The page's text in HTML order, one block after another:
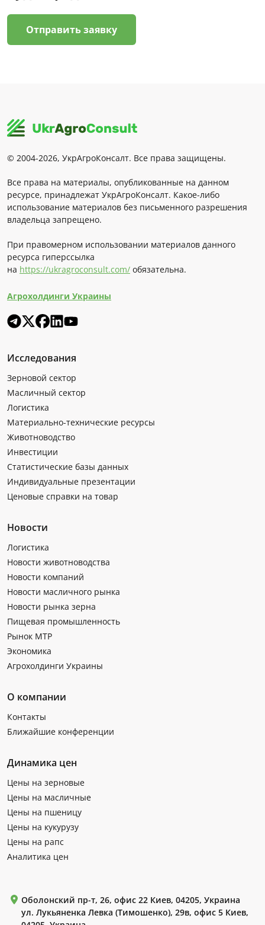
Отправить заявку
© 2004-2026, УкрАгроКонсалт. Все права защищены.
Все права на материалы, опубликованные на данном
ресурсе, принадлежат УкрАгроКонсалт. Какое-либо
использование материалов без письменного разрешения
владельца запрещено.
При правомерном использовании материалов данного
ресурса гиперссылка
на https://ukragroconsult.com/ обязательна.
Агрохолдинги Украины
Исследования
Зерновой сектор
Масличный сектор
Логистика
Материально-технические ресурсы
Животноводство
Инвестиции
Статистические базы данных
Индивидуальные презентации
Ценовые справки на товар
Новости
Логистика
Новости животноводства
Новости компаний
Новости масличного рынка
Новости рынка зерна
Пищевая промышленность
Рынок МТР
Экономика
Агрохолдинги Украины
О компании
Контакты
Ближайшие конференции
Динамика цен
Цены на зерновые
Цены на масличные
Цены на пшеницу
Цены на кукурузу
Цены на рапс
Аналитика цен
Оболонский пр-т, 26, офис 22 Киев, 04205, Украина
ул. Лукьяненка Левка (Тимошенко), 29в, офис 5 Киев,